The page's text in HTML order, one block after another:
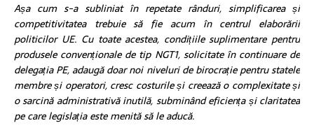
Așa cum s-a subliniat în repetate rânduri, simplificarea și
competitivitatea trebuie să fie acum în centrul elaborării
politicilor UE. Cu toate acestea, condițiile suplimentare pentru
produsele convenționale de tip NGT1, solicitate în continuare de
delegația PE, adaugă doar noi niveluri de birocrație pentru statele
membre și operatori, cresc costurile și creează o complexitate și
o sarcină administrativă inutilă, subminând eficiența și claritatea
pe care legislația este menită să le aducă.